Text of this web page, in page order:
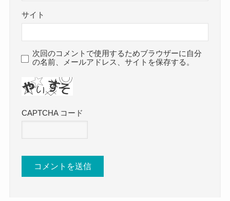
サイト
次回のコメントで使用するためブラウザーに自分
の名前、メールアドレス、サイトを保存する。
CAPTCHA コード